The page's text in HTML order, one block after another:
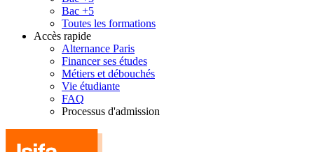
Bac +5
Toutes les formations
Accès rapide
Alternance Paris
Financer ses études
Métiers et débouchés
Vie étudiante
FAQ
Processus d'admission